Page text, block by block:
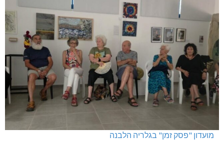
מועדון "פסק זמן" בגלריה הלבנה